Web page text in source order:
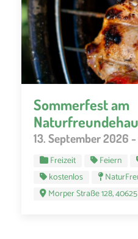
Sommerfest am
13. September 2026 -
Freizeit Feiern
kostenlos
Morper Straße 128,